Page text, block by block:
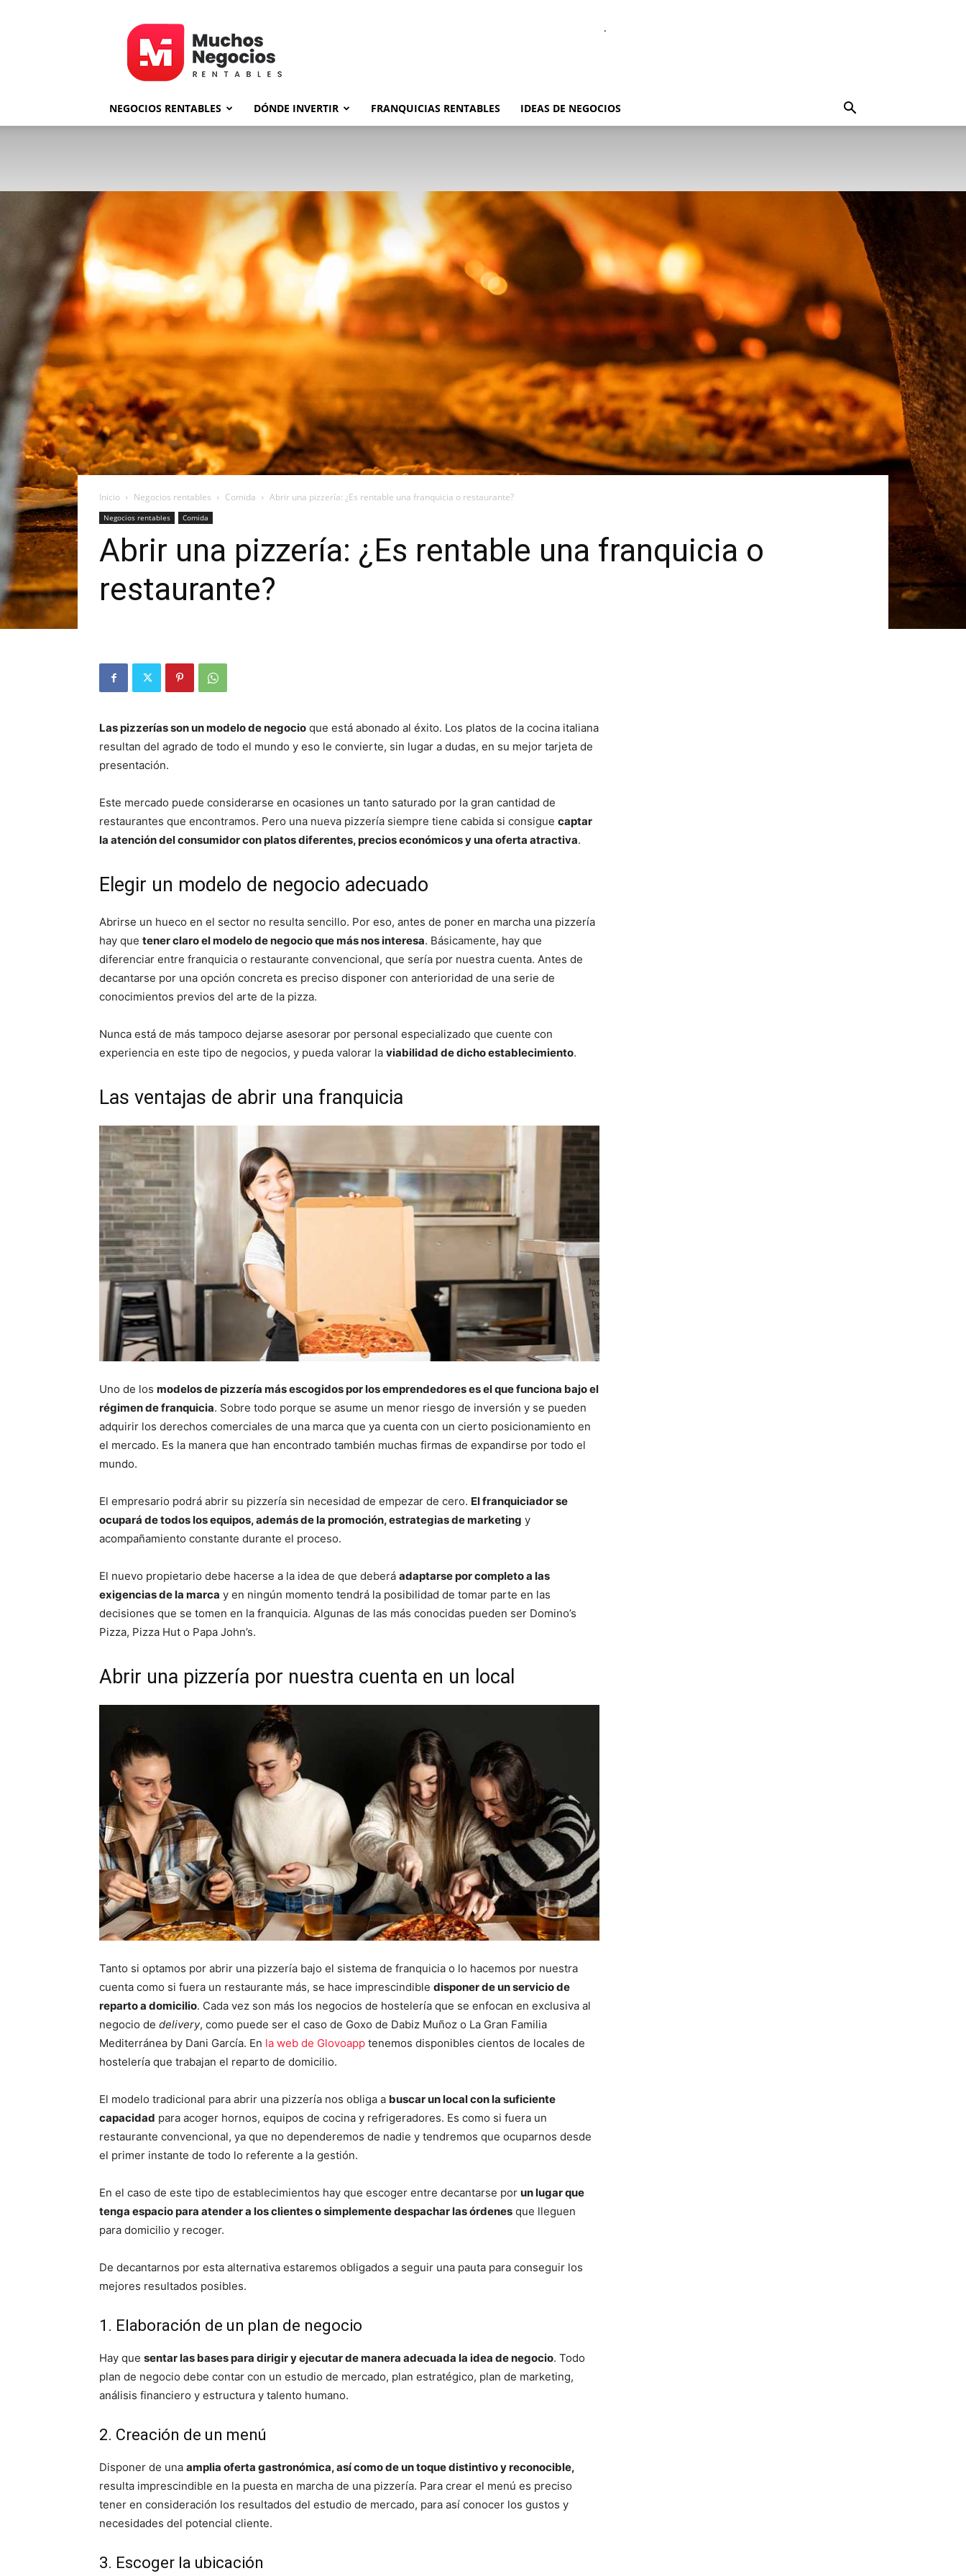
.
NEGOCIOS RENTABLES DÓNDE INVERTIR FRANQUICIAS RENTABLES IDEAS DE NEGOCIOS
Inicio Negocios rentables Comida Abrir una pizzería: ¿Es rentable una franquicia o restaurante?
Negocios rentables Comida
Abrir una pizzería: ¿Es rentable una franquicia o
restaurante?
Las pizzerías son un modelo de negocio que está abonado al éxito. Los platos de la cocina italiana
resultan del agrado de todo el mundo y eso le convierte, sin lugar a dudas, en su mejor tarjeta de
presentación.
Este mercado puede considerarse en ocasiones un tanto saturado por la gran cantidad de
restaurantes que encontramos. Pero una nueva pizzería siempre tiene cabida si consigue captar
la atención del consumidor con platos diferentes, precios económicos y una oferta atractiva.
Elegir un modelo de negocio adecuado
Abrirse un hueco en el sector no resulta sencillo. Por eso, antes de poner en marcha una pizzería
hay que tener claro el modelo de negocio que más nos interesa. Básicamente, hay que
diferenciar entre franquicia o restaurante convencional, que sería por nuestra cuenta. Antes de
decantarse por una opción concreta es preciso disponer con anterioridad de una serie de
conocimientos previos del arte de la pizza.
Nunca está de más tampoco dejarse asesorar por personal especializado que cuente con
experiencia en este tipo de negocios, y pueda valorar la viabilidad de dicho establecimiento.
Las ventajas de abrir una franquicia
Uno de los modelos de pizzería más escogidos por los emprendedores es el que funciona bajo el
régimen de franquicia. Sobre todo porque se asume un menor riesgo de inversión y se pueden
adquirir los derechos comerciales de una marca que ya cuenta con un cierto posicionamiento en
el mercado. Es la manera que han encontrado también muchas firmas de expandirse por todo el
mundo.
El empresario podrá abrir su pizzería sin necesidad de empezar de cero. El franquiciador se
ocupará de todos los equipos, además de la promoción, estrategias de marketing y
acompañamiento constante durante el proceso.
El nuevo propietario debe hacerse a la idea de que deberá adaptarse por completo a las
exigencias de la marca y en ningún momento tendrá la posibilidad de tomar parte en las
decisiones que se tomen en la franquicia. Algunas de las más conocidas pueden ser Domino’s
Pizza, Pizza Hut o Papa John’s.
Abrir una pizzería por nuestra cuenta en un local
Tanto si optamos por abrir una pizzería bajo el sistema de franquicia o lo hacemos por nuestra
cuenta como si fuera un restaurante más, se hace imprescindible disponer de un servicio de
reparto a domicilio. Cada vez son más los negocios de hostelería que se enfocan en exclusiva al
negocio de delivery, como puede ser el caso de Goxo de Dabiz Muñoz o La Gran Familia
Mediterránea by Dani García. En la web de Glovoapp tenemos disponibles cientos de locales de
hostelería que trabajan el reparto de domicilio.
El modelo tradicional para abrir una pizzería nos obliga a buscar un local con la suficiente
capacidad para acoger hornos, equipos de cocina y refrigeradores. Es como si fuera un
restaurante convencional, ya que no dependeremos de nadie y tendremos que ocuparnos desde
el primer instante de todo lo referente a la gestión.
En el caso de este tipo de establecimientos hay que escoger entre decantarse por un lugar que
tenga espacio para atender a los clientes o simplemente despachar las órdenes que lleguen
para domicilio y recoger.
De decantarnos por esta alternativa estaremos obligados a seguir una pauta para conseguir los
mejores resultados posibles.
1. Elaboración de un plan de negocio
Hay que sentar las bases para dirigir y ejecutar de manera adecuada la idea de negocio. Todo
plan de negocio debe contar con un estudio de mercado, plan estratégico, plan de marketing,
análisis financiero y estructura y talento humano.
2. Creación de un menú
Disponer de una amplia oferta gastronómica, así como de un toque distintivo y reconocible,
resulta imprescindible en la puesta en marcha de una pizzería. Para crear el menú es preciso
tener en consideración los resultados del estudio de mercado, para así conocer los gustos y
necesidades del potencial cliente.
3. Escoger la ubicación